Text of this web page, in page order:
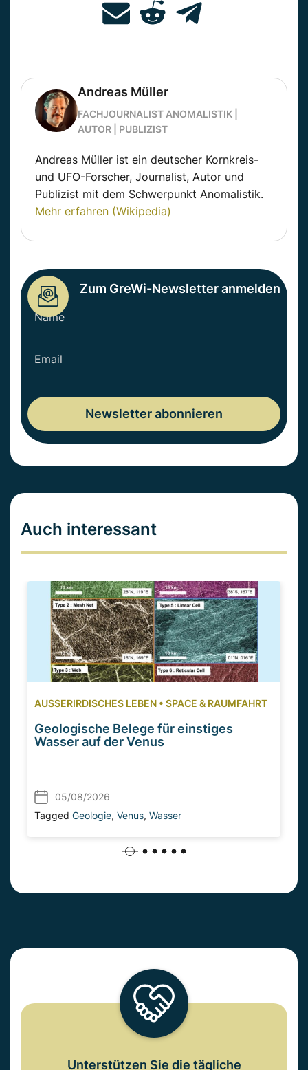
Andreas Müller
FACHJOURNALIST ANOMALISTIK |
AUTOR | PUBLIZIST
Andreas Müller ist ein deutscher Kornkreis-
und UFO-Forscher, Journalist, Autor und
Publizist mit dem Schwerpunkt Anomalistik.
Mehr erfahren (Wikipedia)
Zum GreWi-Newsletter anmelden
Auch interessant
AUSSERIRDISCHES LEBEN • SPACE & RAUMFAHRT
Geologische Belege für einstiges
Wasser auf der Venus
05/08/2026
Tagged Geologie, Venus, Wasser
Unterstützen Sie die tägliche